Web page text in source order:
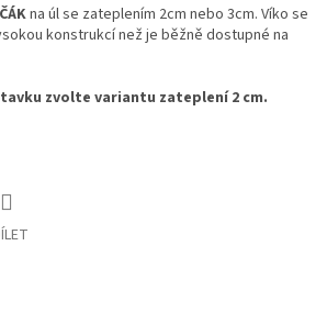
na úl se zateplením 2cm nebo 3cm. Víko se
konstrukcí než je běžně dostupné na
zvolte variantu zateplení 2 cm.